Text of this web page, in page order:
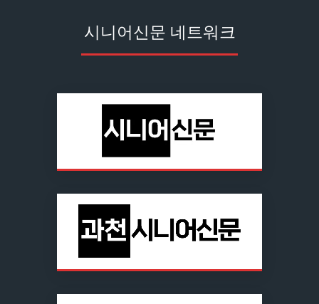
시니어신문 네트워크